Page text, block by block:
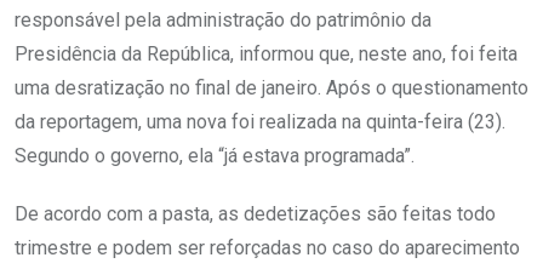
responsável pela administração do patrimônio da
Presidência da República, informou que, neste ano, foi feita
uma desratização no final de janeiro. Após o questionamento
da reportagem, uma nova foi realizada na quinta-feira (23).
Segundo o governo, ela “já estava programada”.
De acordo com a pasta, as dedetizações são feitas todo
trimestre e podem ser reforçadas no caso do aparecimento